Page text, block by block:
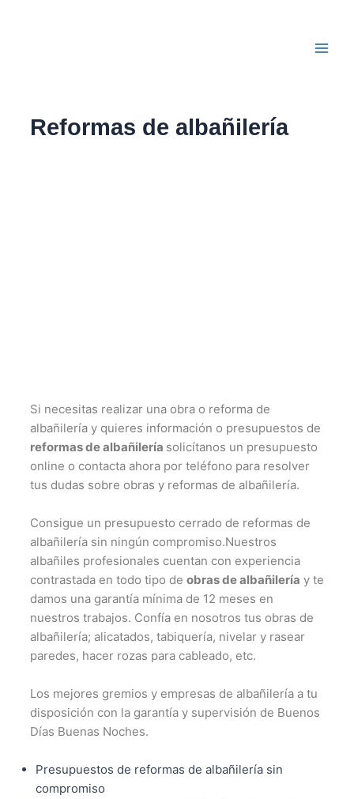
Reformas de albañilería
Si necesitas realizar una obra o reforma de
albañilería y quieres información o presupuestos de
reformas de albañilería solicítanos un presupuesto
online o contacta ahora por teléfono para resolver
tus dudas sobre obras y reformas de albañilería.
Consigue un presupuesto cerrado de reformas de
albañilería sin ningún compromiso.Nuestros
albañiles profesionales cuentan con experiencia
contrastada en todo tipo de obras de albañilería y te
damos una garantía mínima de 12 meses en
nuestros trabajos. Confía en nosotros tus obras de
albañilería; alicatados, tabiquería, nivelar y rasear
paredes, hacer rozas para cableado, etc.
Los mejores gremios y empresas de albañilería a tu
disposición con la garantía y supervisión de Buenos
Días Buenas Noches.
Presupuestos de reformas de albañilería sin
compromiso